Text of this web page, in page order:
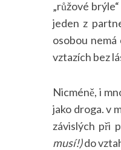
„růžové
jeden z
osobou
vztazích bez
Nicméně, i
jako droga. v
závislých při
musí!)do